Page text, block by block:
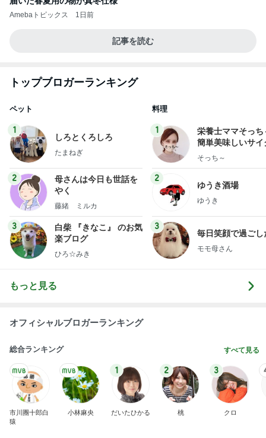
Amebaトピックス 1日前
記事を読む
トップブロガーランキング
ペット
1
しろとくろしろ
たまねぎ
2
母さんは今日も世話を
やく
藤緒 ミルカ
3
白柴 『きなこ』 のお気
楽ブログ
ひろ☆みき
料理
1
栄養士ママそっち
簡単美味しいサイ
献立
そっち～
2
ゆうき酒場
ゆうき
3
毎日笑顔で過ごし
モモ母さん
もっと見る
オフィシャルブロガーランキング
総合ランキング すべて見る
市川團十郎白
猿
小林麻央
1
だいたひかる
2
桃
3
クロ